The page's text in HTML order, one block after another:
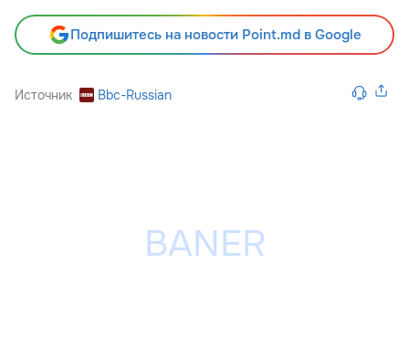
Подпишитесь на новости Point.md в Google
Источник Bbc-Russian